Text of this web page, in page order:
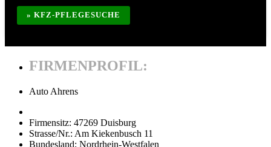
» KFZ-PFLEGESUCHE
FIRMENPROFIL:
Auto Ahrens
Firmensitz: 47269 Duisburg
Strasse/Nr.: Am Kiekenbusch 11
Bundesland: Nordrhein-Westfalen